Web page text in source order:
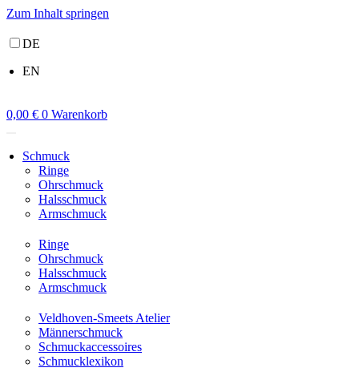
Zum Inhalt springen
DE
EN
0,00 € 0 Warenkorb
Schmuck
Ringe
Ohrschmuck
Halsschmuck
Armschmuck
Ringe
Ohrschmuck
Halsschmuck
Armschmuck
Veldhoven-Smeets Atelier
Männerschmuck
Schmuckaccessoires
Schmucklexikon